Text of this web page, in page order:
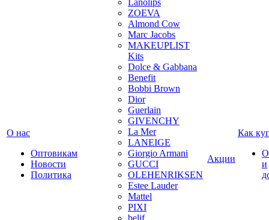
О нас
Оптовикам
Новости
Политика
Lanolips
ZOEVA
Almond Cow
Marc Jacobs
MAKEUPLIST
Kits
Dolce & Gabbana
Benefit
Bobbi Brown
Dior
Guerlain
GIVENCHY
La Mer
LANEIGE
Giorgio Armani
GUCCI
OLEHENRIKSEN
Estee Lauder
Mattel
PIXI
belif
Акции
Как
и